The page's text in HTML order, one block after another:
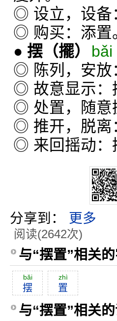
◎ 设立，设备
◎ 购买：添置
● 摆 （擺）
bǎi
◎ 陈列，安放
◎ 故意显示：
◎ 处置，随意
◎ 推开，脱离
◎ 来回摇动：
分享到： 更多
阅读(2642次)
与“摆置”相关
băi
摆
zhì
置
与“摆置”相关